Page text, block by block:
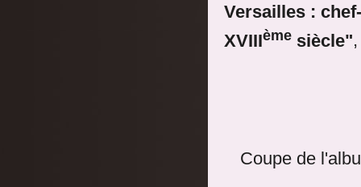
Versailles :
XVIIIème siècle"
Coupe de